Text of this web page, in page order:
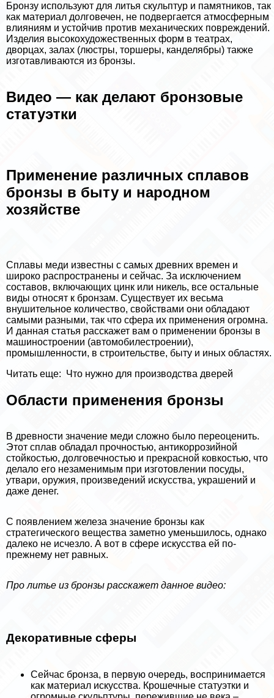
Бронзу используют для литья скульптур и памятников, так
как материал долговечен, не подвергается атмосферным
влияниям и устойчив против механических повреждений.
Изделия высокохудожественных форм в театрах,
дворцах, залах (люстры, торшеры, канделябры) также
изготавливаются из бронзы.
Видео — как делают бронзовые
статуэтки
Применение различных сплавов
бронзы в быту и народном
хозяйстве
Сплавы меди известны с самых древних времен и
широко распространены и сейчас. За исключением
составов, включающих цинк или никель, все остальные
виды относят к бронзам. Существует их весьма
внушительное количество, свойствами они обладают
самыми разными, так что сфера их применения огромна.
И данная статья расскажет вам о применении бронзы в
машиностроении (автомобилестроении),
промышленности, в строительстве, быту и иных областях.
Читать еще: Что нужно для производства дверей
Области применения бронзы
В древности значение меди сложно было переоценить.
Этот сплав обладал прочностью, антикоррозийной
стойкостью, долговечностью и прекрасной ковкостью, что
делало его незаменимым при изготовлении посуды,
утвари, оружия, произведений искусства, украшений и
даже денег.
С появлением железа значение бронзы как
стратегического вещества заметно уменьшилось, однако
далеко не исчезло. А вот в сфере искусства ей по-
прежнему нет равных.
Про литье из бронзы расскажет данное видео:
Декоративные сферы
Сейчас бронза, в первую очередь, воспринимается
как материал искусства. Крошечные статуэтки и